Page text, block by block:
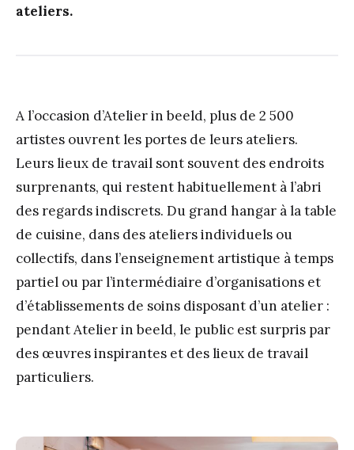
ateliers.
A l’occasion d’Atelier in beeld, plus de 2 500
artistes ouvrent les portes de leurs ateliers.
Leurs lieux de travail sont souvent des endroits
surprenants, qui restent habituellement à l’abri
des regards indiscrets. Du grand hangar à la table
de cuisine, dans des ateliers individuels ou
collectifs, dans l’enseignement artistique à temps
partiel ou par l’intermédiaire d’organisations et
d’établissements de soins disposant d’un atelier :
pendant Atelier in beeld, le public est surpris par
des œuvres inspirantes et des lieux de travail
particuliers.